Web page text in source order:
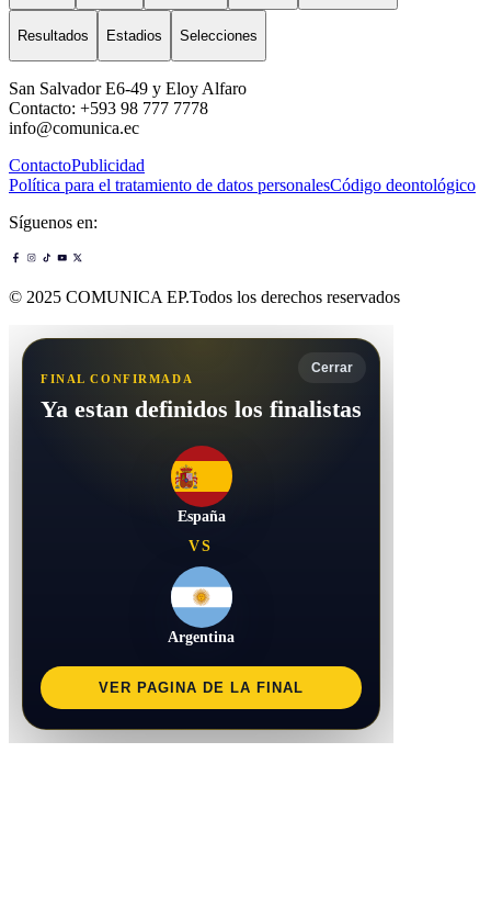
Resultados Estadios Selecciones
San Salvador E6-49 y Eloy Alfaro
Contacto: +593 98 777 7778
info@comunica.ec
ContactoPublicidad
Política para el tratamiento de datos personalesCódigo deontológico
Síguenos en:
© 2025 COMUNICA EP.Todos los derechos reservados
Cerrar
FINAL CONFIRMADA
Ya estan definidos los finalistas
España
VS
Argentina
VER PAGINA DE LA FINAL